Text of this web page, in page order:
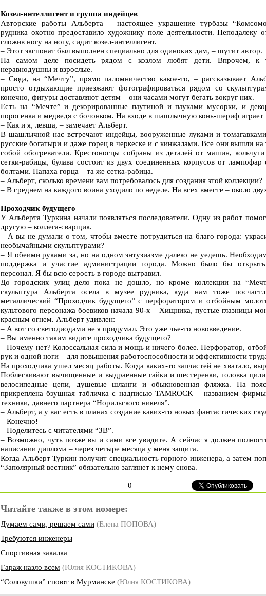
Козел-интеллигент и группа индейцев
Авторские работы Альберта – настоящее украшение турбазы
рудника охотно предоставило художнику поле деятельности. Неподалеку
сложив ногу на ногу, сидит козел-интеллигент.
– Этот экспонат был выполнен специально для одиноких дам, – шутит автор.
На самом деле посидеть рядом с козлом любят дети. Впрочем, к
неравнодушны и взрослые.
– Сюда, на “Мечту”, прямо паломничество какое-то, – рассказывает
просто отдыхающие приезжают фотографироваться рядом со
конечно, фигуры доставляют детям – они часами могут бегать вокруг них.
Есть на “Мечте” и декорированные паутиной и пауками мусорки, и
поросенка и медведя с бочонком. На входе в шашлычную конь-шериф играет
– Как и я, левша, – замечает Альберт.
В шашлычной нас встречают индейцы, вооруженные луками и
русские богатыри и даже горец в черкеске и с кинжалами. Все они вышли
собой обогреватели. Крестоносцы собраны из деталей от машин,
сетки-рабицы, булава состоит из двух соединенных корпусов от
болтами. Папаха горца – та же сетка-рабица.
– Альберт, сколько времени вам потребовалось для создания этой коллекции?
– В среднем на каждого воина уходило по неделе. На всех вместе – около
Проходчик будущего
У Альберта Туркина начали появляться последователи. Одну из работ
другую – коллега-сварщик.
– А вы не думали о том, чтобы вместе потрудиться на благо города:
необычайными скульптурами?
– Я обеими руками за, но на одном энтузиазме далеко не уедешь.
поддержка и участие администрации города. Можно было бы открыть
персонал. Я бы всю серость в городе вытравил.
До городских улиц дело пока не дошло, но кроме коллекции на
скульптура Альберта осела в музее рудника, куда нам тоже
металлический “Проходчик будущего” с перфоратором и отбойным
культового персонажа боевиков начала 90-х – Хищника, пустые глазницы
красным огнем. Альберт удивлен:
– А вот со светодиодами не я придумал. Это уже чье-то нововведение.
– Вы именно таким видите проходчика будущего?
– Почему нет? Колоссальная сила и мощь и ничего более. Перфоратор,
рук и одной ноги – для повышения работоспособности и эффективности
На проходчика ушел месяц работы. Когда каких-то запчастей не хватало,
Поблескивают вычищенные и выдраенные гайки и шестеренки, головка
велосипедные цепи, душевые шланги и обыкновенная фляжка. На
прикреплена бэушная табличка с надписью TAMROCK – названием
техники, давнего партнера “Норильского никеля”.
– Альберт, а у вас есть в планах создание каких-то новых фантастических
– Конечно!
– Поделитесь с читателями “ЗВ”.
– Возможно, чуть позже вы и сами все увидите. А сейчас я должен
написании диплома – через четыре месяца у меня защита.
Когда Альберт Туркин получит специальность горного инженера, а затем
“Заполярный вестник” обязательно заглянет к нему снова.
0
Читайте также в этом номере:
Думаем сами, решаем сами (Елена ПОПОВА)
Требуются инженеры
Спортивная закалка
Гараж назло всем (Юлия КОСТИКОВА)
“Соловушки” споют в Мурманске (Юлия КОСТИКОВА)